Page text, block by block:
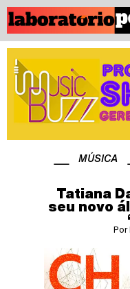
MÚSICA
Tatiana
seu novo
Por